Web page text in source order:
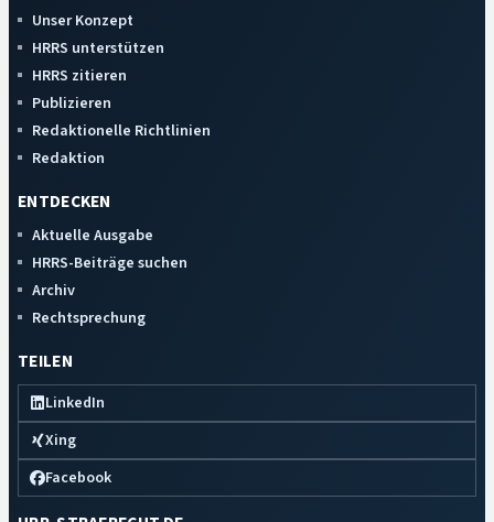
Unser Konzept
HRRS unterstützen
HRRS zitieren
Publizieren
Redaktionelle Richtlinien
Redaktion
ENTDECKEN
Aktuelle Ausgabe
HRRS-Beiträge suchen
Archiv
Rechtsprechung
TEILEN
LinkedIn
Xing
Facebook